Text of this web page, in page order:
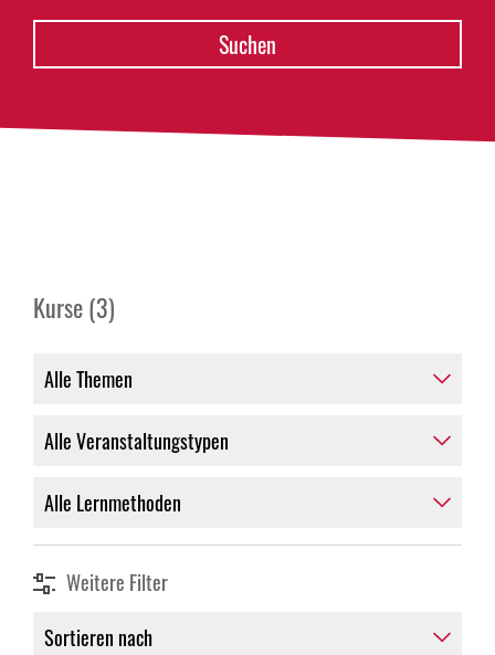
Kurse (3)
Weitere Filter